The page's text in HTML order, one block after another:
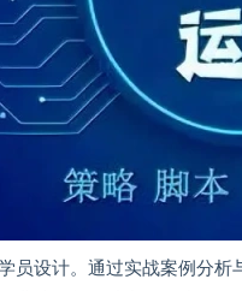
员设计。通过实战案例分